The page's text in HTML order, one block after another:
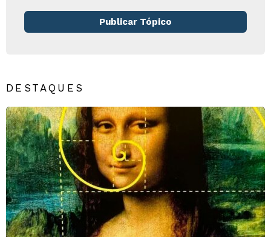
Publicar Tópico
DESTAQUES